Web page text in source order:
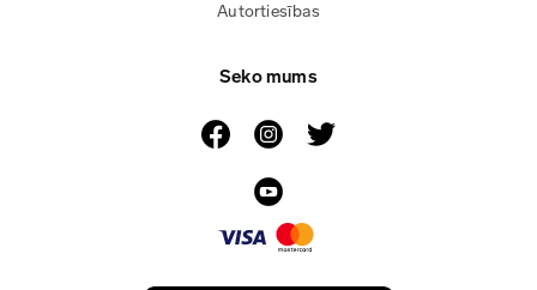
Autortiesības
Seko mums